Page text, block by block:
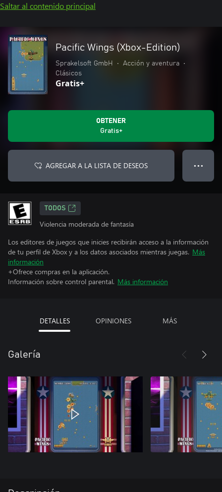
Saltar al contenido principal
Pacific Wings (Xbox-Edition)
Sprakelsoft GmbH • Acción y aventura
•
Clásicos
Gratis+
OBTENER
Gratis+
AGREGAR A LA LISTA DE DESEOS ● ● ●
TODOS
Violencia moderada de fantasía
Los editores de juegos que inicies recibirán acceso a la información
de tu perfil de Xbox y a los datos asociados mientras juegas. Más
información
+Ofrece compras en la aplicación.
Información sobre control parental. Más información
DETALLES OPINIONES MÁS
Galería